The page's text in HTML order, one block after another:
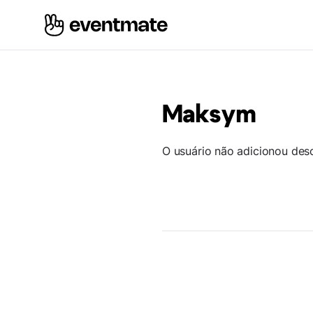
Maksym
O usuário não adicionou